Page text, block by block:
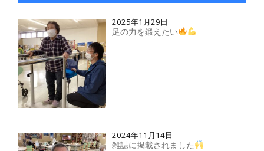
2025年1月29日
足の力を鍛えたい
2024年11月14日
雑誌に掲載されました